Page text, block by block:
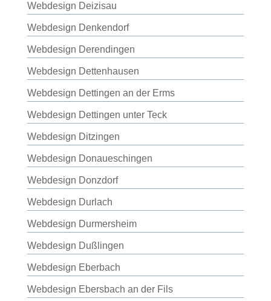
Webdesign Deizisau
Webdesign Denkendorf
Webdesign Derendingen
Webdesign Dettenhausen
Webdesign Dettingen an der Erms
Webdesign Dettingen unter Teck
Webdesign Ditzingen
Webdesign Donaueschingen
Webdesign Donzdorf
Webdesign Durlach
Webdesign Durmersheim
Webdesign Dußlingen
Webdesign Eberbach
Webdesign Ebersbach an der Fils